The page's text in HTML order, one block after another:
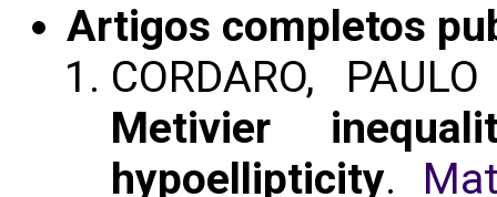
Artigos completos
CORDARO,
Metivier
hypoellipticity.